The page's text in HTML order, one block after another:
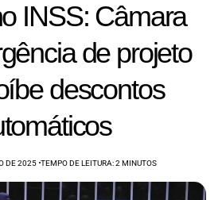
INSS: Câmara
de projeto
descontos
DE 2025 TEMPO DE LEITURA: 2 MINUTOS